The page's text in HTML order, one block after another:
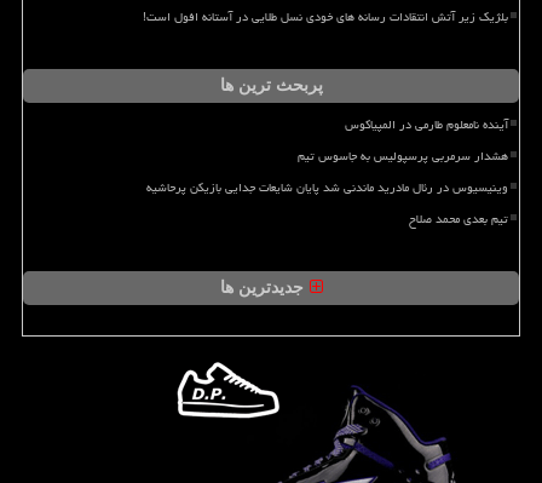
بلژیک زیر آتش انتقادات رسانه های خودی نسل طلایی در آستانه افول است!
پربحث ترین ها
آینده نامعلوم طارمی در المپیاکوس
هشدار سرمربی پرسپولیس به جاسوس تیم
وینیسیوس در رئال مادرید ماندنی شد پایان شایعات جدایی بازیکن پرحاشیه
تیم بعدی محمد صلاح
جدیدترین ها